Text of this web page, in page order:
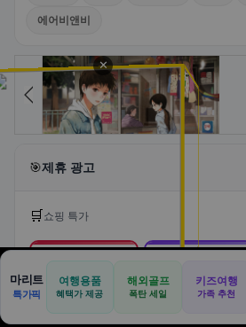
에어비앤비
🎯제휴 광고
🛒 쇼핑 특가
🛒
쿠팡
로켓배송·특가
📦
알리익스프레스
🏠
✈️
공항
⛳
📋
🏠 📝
견적
✕
마리트
특가픽
여행용품
혜택가 제공
해외골프
폭탄 세일
키즈여행
가족 추천